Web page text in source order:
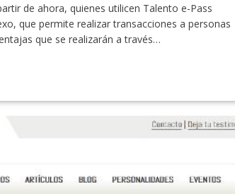
de ahora, quienes utilicen Talento e-Pass
que permite realizar transacciones a personas
que se realizarán a través…